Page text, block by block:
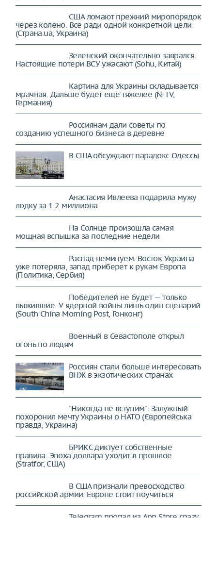
США ломают прежний миропорядок
через колено. Все ради одной конкретной цели
(Страна.ua, Украина)
Зеленский окончательно заврался.
Настоящие потери ВСУ ужасают (Sohu, Китай)
Картина для Украины складывается
мрачная. Дальше будет еще тяжелее (N-TV,
Германия)
Россиянам дали советы по
созданию успешного бизнеса в деревне
В США обсуждают парадокс Одессы
Анастасия Ивлеева подарила мужу
лодку за 1 2 миллиона
На Солнце произошла самая
мощная вспышка за последние недели
Распад неминуем. Восток Украина
уже потеряла, запад приберет к рукам Европа
(Политика, Сербия)
Победителей не будет — только
выжившие. У ядерной войны лишь один сценарий
(South China Morning Post, Гонконг)
Военный в Севастополе открыл
огонь по людям
Россиян стали больше интересовать
ВНЖ в экзотических странах
"Никогда не вступим": Залужный
похоронил мечту Украины о НАТО (Європейська
правда, Украина)
БРИКС диктует собственные
правила. Эпоха доллара уходит в прошлое
(Stratfor, США)
В США признали превосходство
российской армии. Европе стоит поучиться
Telegram пропал из App Store сразу